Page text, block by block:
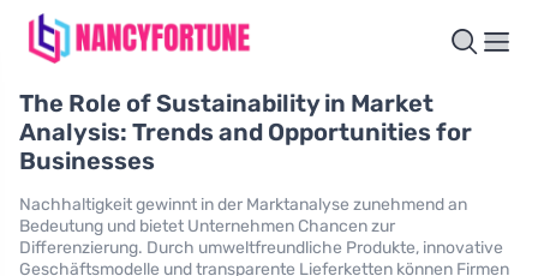
The Role of Sustainability in Market
Analysis: Trends and Opportunities for
Businesses
Nachhaltigkeit gewinnt in der Marktanalyse zunehmend an
Bedeutung und bietet Unternehmen Chancen zur
Differenzierung. Durch umweltfreundliche Produkte, innovative
Geschäftsmodelle und transparente Lieferketten können Firmen